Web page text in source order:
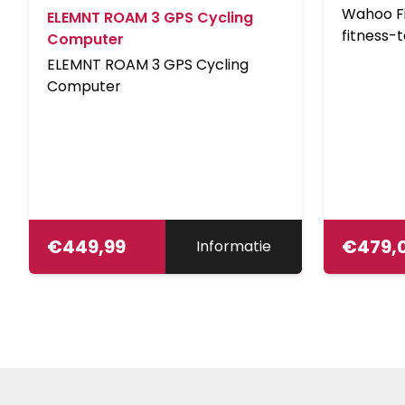
ELEMNT ROAM 3 GPS Cycling
Computer
ELEMNT ROAM 3 GPS Cycling
Computer
€449,99 Informatie
Wahoo
fitness-
Wahoo
€